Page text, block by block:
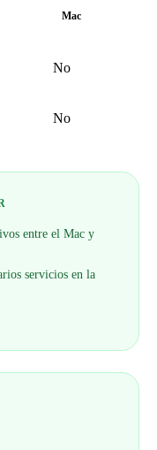
Mac
No
No
entre el Mac y
servicios en la